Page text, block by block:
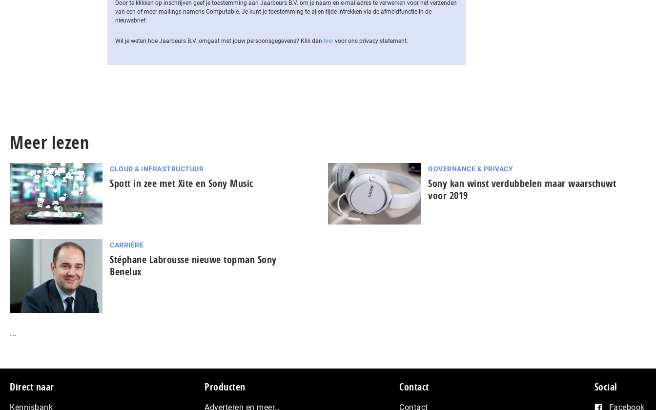
Door te klikken op inschrijven geef je toestemming aan Jaarbeurs B.V. om je naam en e-mailadres te verwerken voor het verzenden
van een of meer mailings namens Computable. Je kunt je toestemming te allen tijde intrekken via de af­meld­func­tie in de
nieuwsbrief.
Wil je weten hoe Jaarbeurs B.V. omgaat met jouw per­soons­ge­ge­vens? Klik dan hier voor ons privacy statement.
Meer lezen
CLOUD & INFRASTRUCTUUR
Spott in zee met Xite en Sony Music
GOVERNANCE & PRIVACY
Sony kan winst verdubbelen maar waarschuwt
voor 2019
CARRIÈRE
Stéphane Labrousse nieuwe topman Sony
Benelux
...
Footer
Direct naar
Kennisbank
Producten
Adverteren en meer…
Contact
Contact
Social
Facebook